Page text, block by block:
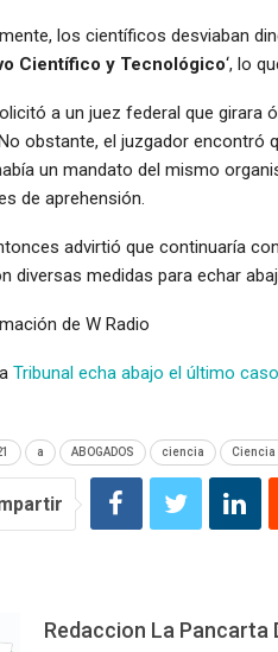
los científicos desviaban
Científico y Tecnológico‘, lo
a un juez federal que girara
obstante, el juzgador encontró
un mandato del mismo
de aprehensión.
advirtió que continuaría
diversas medidas para echar
de W Radio
Tribunal echa abajo el último
a ABOGADOS ciencia Ciencia
Redaccion La Pancarta